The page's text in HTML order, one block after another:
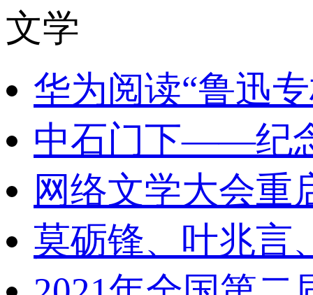
文学
华为阅读“鲁迅
中石门下——纪
网络文学大会重
莫砺锋、叶兆言